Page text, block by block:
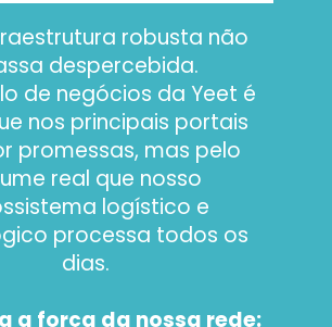
robusta não
despercebida.
de negócios da Yeet é
nos principais portais
promessas, mas pelo
real que nosso
logístico e
processa todos os
dias.
a força da nossa rede: